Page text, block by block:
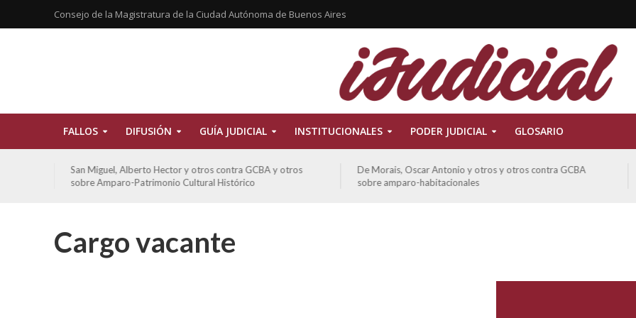
Consejo de la Magistratura de la Ciudad Autónoma de Buenos Aires
FALLOS DIFUSIÓN GUÍA JUDICIAL INSTITUCIONALES PODER JUDICIAL GLOSARIO
De Morais, Oscar Antonio y otros y otros contra GCBA
sobre amparo-habitacionales
Ferreyra Pardo, Claudia Eva Edith y otros contra GCBA y
otros sobre amparo-ambiental
Cargo vacante